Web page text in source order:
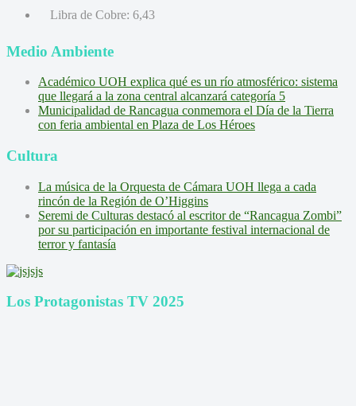
Libra de Cobre: 6,43
Medio Ambiente
Académico UOH explica qué es un río atmosférico: sistema
que llegará a la zona central alcanzará categoría 5
Municipalidad de Rancagua conmemora el Día de la Tierra
con feria ambiental en Plaza de Los Héroes
Cultura
La música de la Orquesta de Cámara UOH llega a cada
rincón de la Región de O’Higgins
Seremi de Culturas destacó al escritor de “Rancagua Zombi”
por su participación en importante festival internacional de
terror y fantasía
Los Protagonistas TV 2025